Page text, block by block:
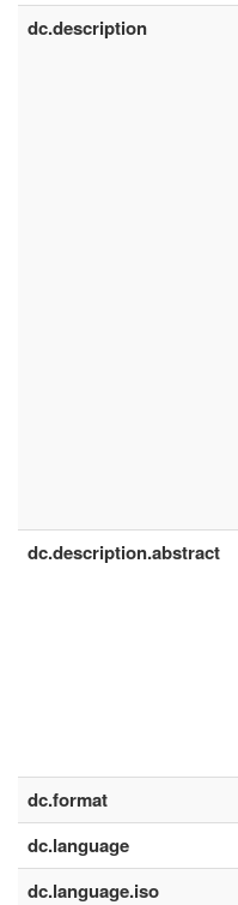
dc.description
dc.description.abstract
dc.format
dc.language
dc.language.iso